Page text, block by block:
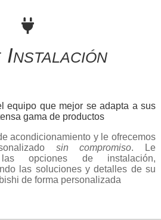
Instalación
equipo que mejor se adapta a sus
gama de productos
acondicionamiento y le ofrecemos
sin compromiso. Le
opciones de instalación,
las soluciones y detalles de su
de forma personalizada